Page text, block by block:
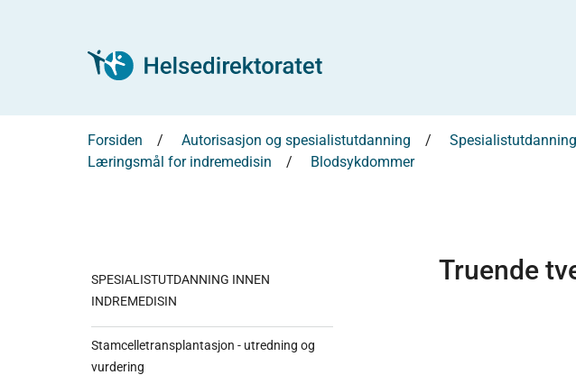
Forsiden Autorisasjon og spesialistutdanning
Læringsmål for indremedisin
Blodsykdommer
SPESIALISTUTDANNING INNEN
INDREMEDISIN
Stamcelletransplantasjon - utredning og
vurdering
Truende